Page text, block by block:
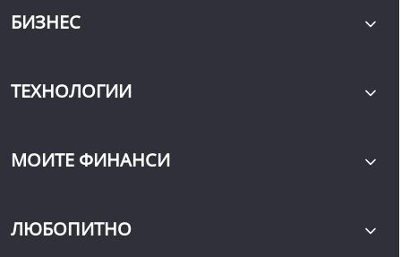
БИЗНЕС
ТЕХНОЛОГИИ
МОИТЕ ФИНАНСИ
ЛЮБОПИТНО